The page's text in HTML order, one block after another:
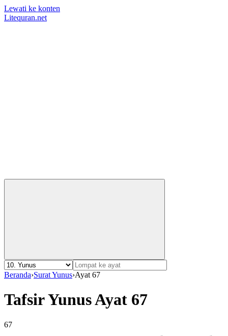
Lewati ke konten
Litequran.net
Beranda›Surat Yunus›Ayat 67
Tafsir Yunus Ayat 67
67